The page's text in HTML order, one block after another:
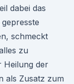
dabei das
schmeckt
zu
Heilung der
als Zusatz zum